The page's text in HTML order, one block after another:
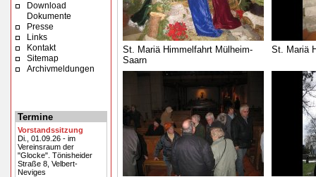
Download
Dokumente
Presse
Links
Kontakt
Sitemap
Archivmeldungen
Termine
Vorstandssitzung
Di., 01.09.26 - im
Vereinsraum der
"Glocke". Tönisheider
Straße 8, Velbert-
Neviges
St. Mariä Himmelfahrt Mülheim-
Saarn
St. Mariä